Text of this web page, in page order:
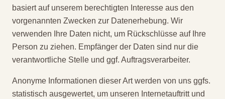
basiert auf unserem berechtigten Interesse aus den
vorgenannten Zwecken zur Datenerhebung. Wir
verwenden Ihre Daten nicht, um Rückschlüsse auf Ihre
Person zu ziehen. Empfänger der Daten sind nur die
verantwortliche Stelle und ggf. Auftragsverarbeiter.
Anonyme Informationen dieser Art werden von uns ggfs.
statistisch ausgewertet, um unseren Internetauftritt und